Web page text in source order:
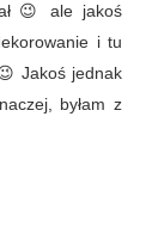
😉 ale jakoś
i tu
Jakoś jednak
byłam z